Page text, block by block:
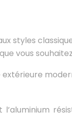
styles
vous
l’aluminium